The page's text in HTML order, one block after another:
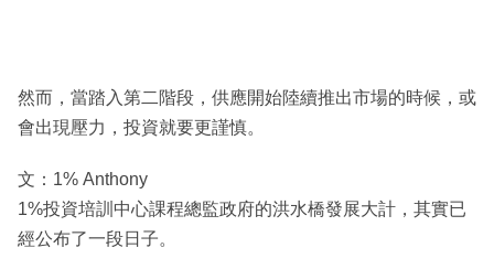
然而，當踏入第二階段，供應開始陸續推出市場的時候，或
會出現壓力，投資就要更謹慎。
文：1% Anthony
1%投資培訓中心課程總監政府的洪水橋發展大計，其實已
經公布了一段日子。